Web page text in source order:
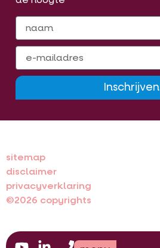
Inschrijven
sitemap
disclaimer
privacyverklaring
©2026 copyrights